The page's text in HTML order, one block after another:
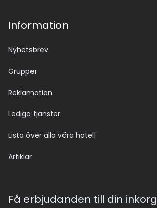
Information
Nyhetsbrev
Grupper
Reklamation
Lediga tjänster
Lista över alla våra hotell
Artiklar
Få erbjudanden till din inkorg